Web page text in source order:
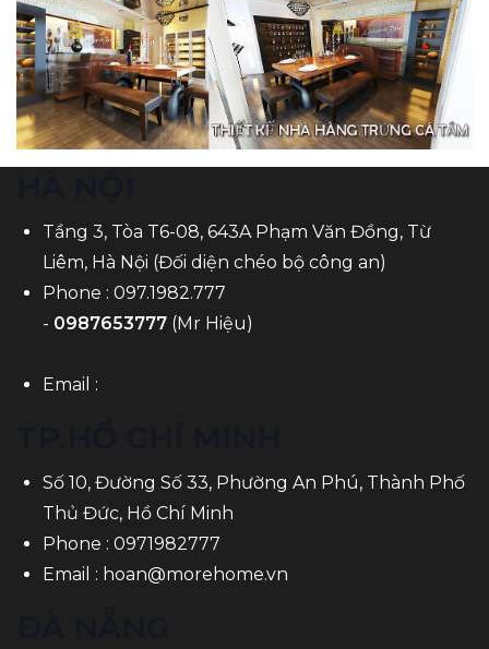
Tầng 3, Tòa T6-08, 643A Phạm Văn Đồng, Từ
Liêm, Hà Nội (Đối diện chéo bộ công an)
Phone : 097.1982.777
- 0987653777 (Mr Hiệu)
Email :
Số 10, Đường Số 33, Phường An Phú, Thành Phố
Thủ Đức, Hồ Chí Minh
Phone : 0971982777
Email : hoan@morehome.vn